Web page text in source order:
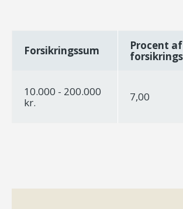
Forsikringssum
Procent af
10.000 - 200.000
kr.
7,00